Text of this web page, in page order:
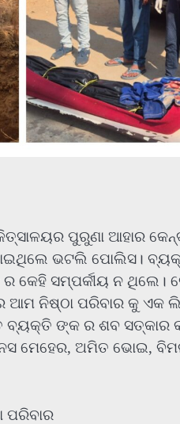
ପୁରୁଣା ଆହାର
ଭଟଲି ପୋଲିସ।
କେହି ସମ୍ପର୍କୀୟ ନ
ଆମ ନିଷ୍ଠା ପରିବାର କୁ ଏକ
ଙ୍କ ର ଶବ ସତ୍କାର
ମେହେର, ଅମିତ ଭୋଇ,
ପରିବାର